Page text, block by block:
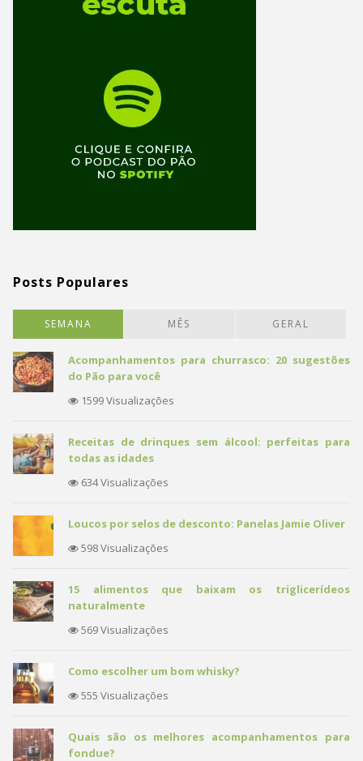
Posts Populares
SEMANA MÊS GERAL
Acompanhamentos para churrasco: 20 sugestões
do Pão para você
1599 Visualizações
Receitas de drinques sem álcool: perfeitas para
todas as idades
634 Visualizações
Loucos por selos de desconto: Panelas Jamie Oliver
598 Visualizações
15 alimentos que baixam os triglicerídeos
naturalmente
569 Visualizações
Como escolher um bom whisky?
555 Visualizações
Quais são os melhores acompanhamentos para
fondue?